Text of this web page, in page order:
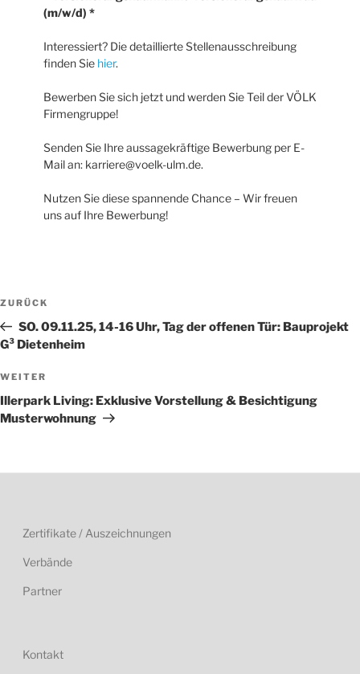
(m/w/d) *
Interessiert? Die detaillierte Stellenausschreibung
finden Sie hier.
Bewerben Sie sich jetzt und werden Sie Teil der VÖLK
Firmengruppe!
Senden Sie Ihre aussagekräftige Bewerbung per E-
Mail an: karriere@voelk-ulm.de.
Nutzen Sie diese spannende Chance – Wir freuen
uns auf Ihre Bewerbung!
Beitragsnavigation
Vorheriger
Beitrag
ZURÜCK
SO. 09.11.25, 14-16 Uhr, Tag der offenen Tür: Bauprojekt
G³ Dietenheim
Nächster
Beitrag
WEITER
Illerpark Living: Exklusive Vorstellung & Besichtigung
Musterwohnung
Zertifikate / Auszeichnungen
Verbände
Partner
Kontakt